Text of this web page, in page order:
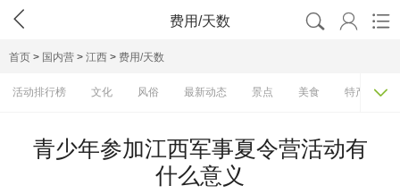
 费用/天数   
首页 > 国内营 > 江西 > 费用/天数
活动排行榜 文化 风俗 最新动态 景点 美食 特产 
青少年参加江西军事夏令营活动有
什么意义